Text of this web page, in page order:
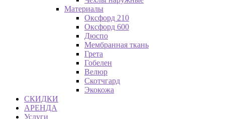
Материалы
Оксфорд 210
Оксфорд 600
Дюспо
Мембранная ткань
Грета
Гобелен
Велюр
Скотчгард
Экокожа
СКИДКИ
АРЕНДА
Услуги